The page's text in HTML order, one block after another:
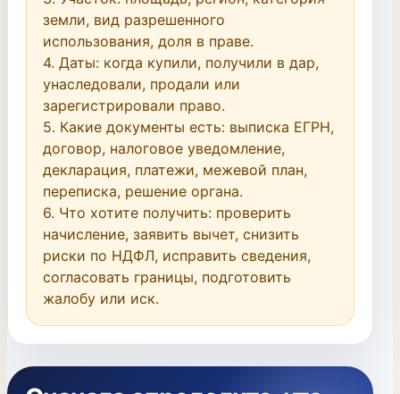
земли, вид разрешенного
использования, доля в праве.
4. Даты: когда купили, получили в дар,
унаследовали, продали или
зарегистрировали право.
5. Какие документы есть: выписка ЕГРН,
договор, налоговое уведомление,
декларация, платежи, межевой план,
переписка, решение органа.
6. Что хотите получить: проверить
начисление, заявить вычет, снизить
риски по НДФЛ, исправить сведения,
согласовать границы, подготовить
жалобу или иск.